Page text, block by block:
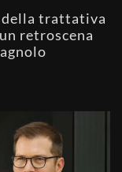
della trattativa
retroscena